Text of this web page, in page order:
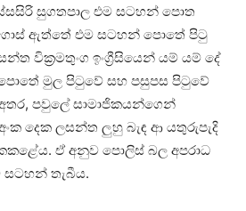
සුගතපාල එම සටහන් පොත
ඇත්තේ එම සටහන් පොතේ පිටු
වික්‍රමතුංග ඉංග්‍රීසියෙන් යම් යම් දේ
මුල පිටුවේ සහ පසුපස පිටුවේ
පවුලේ සාමාජිකයන්ගෙන්
දෙක ලසන්ත ලුහු බැඳ ආ යතුරුපැදි
ඒ අනුව පොලිස් බල අපරාධ
තැබීය.